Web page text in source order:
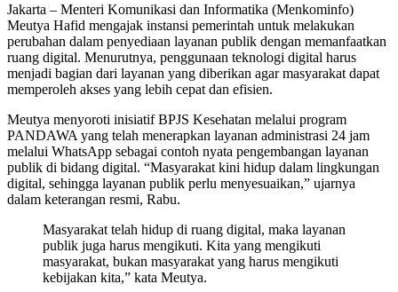
Jakarta – Menteri Komunikasi dan Informatika (Menkominfo)
Meutya Hafid mengajak instansi pemerintah untuk melakukan
perubahan dalam penyediaan layanan publik dengan memanfaatkan
ruang digital. Menurutnya, penggunaan teknologi digital harus
menjadi bagian dari layanan yang diberikan agar masyarakat dapat
memperoleh akses yang lebih cepat dan efisien.
Meutya menyoroti inisiatif BPJS Kesehatan melalui program
PANDAWA yang telah menerapkan layanan administrasi 24 jam
melalui WhatsApp sebagai contoh nyata pengembangan layanan
publik di bidang digital. “Masyarakat kini hidup dalam lingkungan
digital, sehingga layanan publik perlu menyesuaikan,” ujarnya
dalam keterangan resmi, Rabu.
Masyarakat telah hidup di ruang digital, maka layanan
publik juga harus mengikuti. Kita yang mengikuti
masyarakat, bukan masyarakat yang harus mengikuti
kebijakan kita,” kata Meutya.